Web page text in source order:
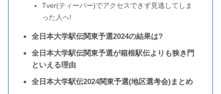
Tver(ティーバー)でアクセスできず見逃してしま
った人へ!
全日本大学駅伝関東予選2024の結果は?
全日本大学駅伝関東予選が箱根駅伝よりも狭き門
といえる理由
全日本大学駅伝2024関東予選(地区選考会)まとめ